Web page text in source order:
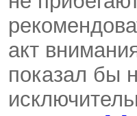
акт
показал бы